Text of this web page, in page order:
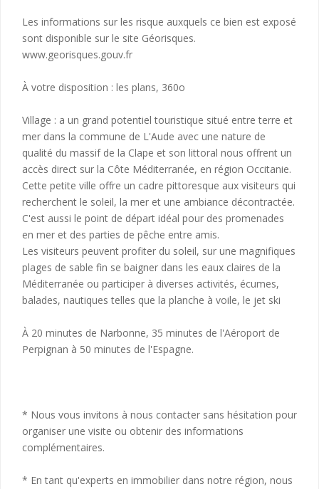
Les informations sur les risque auxquels ce bien est exposé
sont disponible sur le site Géorisques.
www.georisques.gouv.fr
À votre disposition : les plans, 360o
Village : a un grand potentiel touristique situé entre terre et
mer dans la commune de L'Aude avec une nature de
qualité du massif de la Clape et son littoral nous offrent un
accès direct sur la Côte Méditerranée, en région Occitanie.
Cette petite ville offre un cadre pittoresque aux visiteurs qui
recherchent le soleil, la mer et une ambiance décontractée.
C'est aussi le point de départ idéal pour des promenades
en mer et des parties de pêche entre amis.
Les visiteurs peuvent profiter du soleil, sur une magnifiques
plages de sable fin se baigner dans les eaux claires de la
Méditerranée ou participer à diverses activités, écumes,
balades, nautiques telles que la planche à voile, le jet ski
À 20 minutes de Narbonne, 35 minutes de l'Aéroport de
Perpignan à 50 minutes de l'Espagne.
* Nous vous invitons à nous contacter sans hésitation pour
organiser une visite ou obtenir des informations
complémentaires.
* En tant qu'experts en immobilier dans notre région, nous